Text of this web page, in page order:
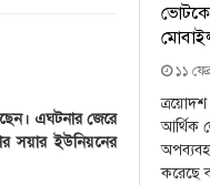
এঘটনার জেরে
সয়ার ইউনিয়নের
ভোটকে
১১
ত্রয়োদশ
আর্থিক
করেছে